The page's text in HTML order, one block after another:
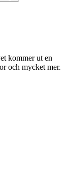
kommer ut en
och mycket mer.